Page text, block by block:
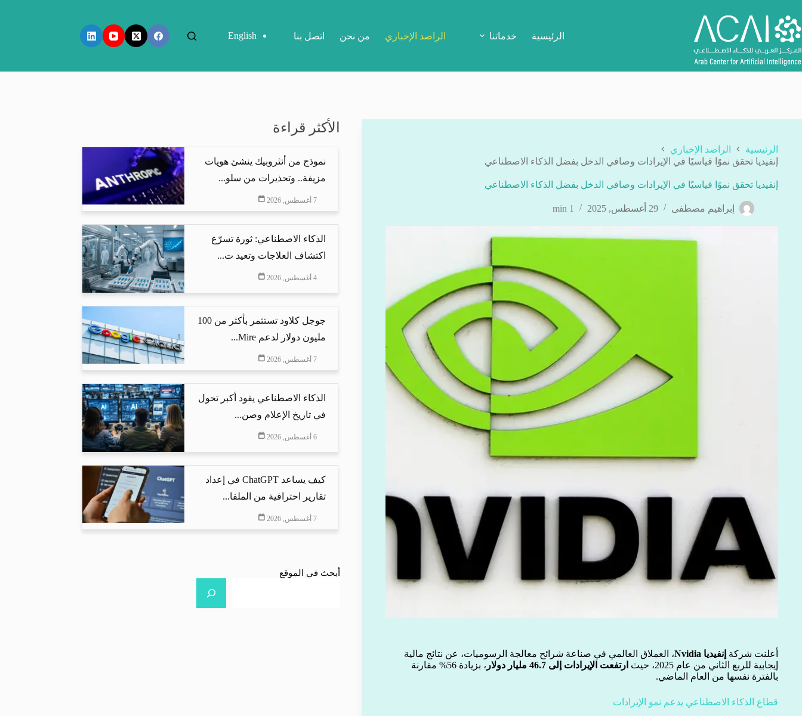
إلى
المحتوى
الرئيسية خدماتنا الراصد الإخباري من نحن اتصل بنا English
الرئيسية
الراصد الإخباري
إنفيديا تحقق نموًا قياسيًا في الإيرادات وصافي الدخل بفضل الذكاء الاصطناعي
إنفيديا تحقق نموًا قياسيًا في الإيرادات وصافي الدخل بفضل الذكاء الاصطناعي
إبراهيم مصطفى 29 أغسطس, 2025 1 min
أعلنت شركة إنفيديا Nvidia
، العملاق العالمي في صناعة شرائح معالجة الرسوميات، عن نتائج مالية
إيجابية للربع الثاني من عام 2025، حيث
ارتفعت الإيرادات إلى 46.7 مليار دولار
، بزيادة 56% مقارنة
بالفترة نفسها من العام الماضي.
قطاع الذكاء الاصطناعي يدعم نمو الإيرادات
الأكثر قراءة
نموذج من أنثروبيك ينشئ هويات
مزيفة.. وتحذيرات من سلو...
7 أغسطس, 2026
الذكاء الاصطناعي: ثورة تسرّع
اكتشاف العلاجات وتعيد ت...
4 أغسطس, 2026
جوجل كلاود تستثمر بأكثر من 100
مليون دولار لدعم Mire...
7 أغسطس, 2026
الذكاء الاصطناعي يقود أكبر تحول
في تاريخ الإعلام وصن...
6 أغسطس, 2026
كيف يساعد ChatGPT في إعداد
تقارير احترافية من الملفا...
7 أغسطس, 2026
أبحث في الموقع